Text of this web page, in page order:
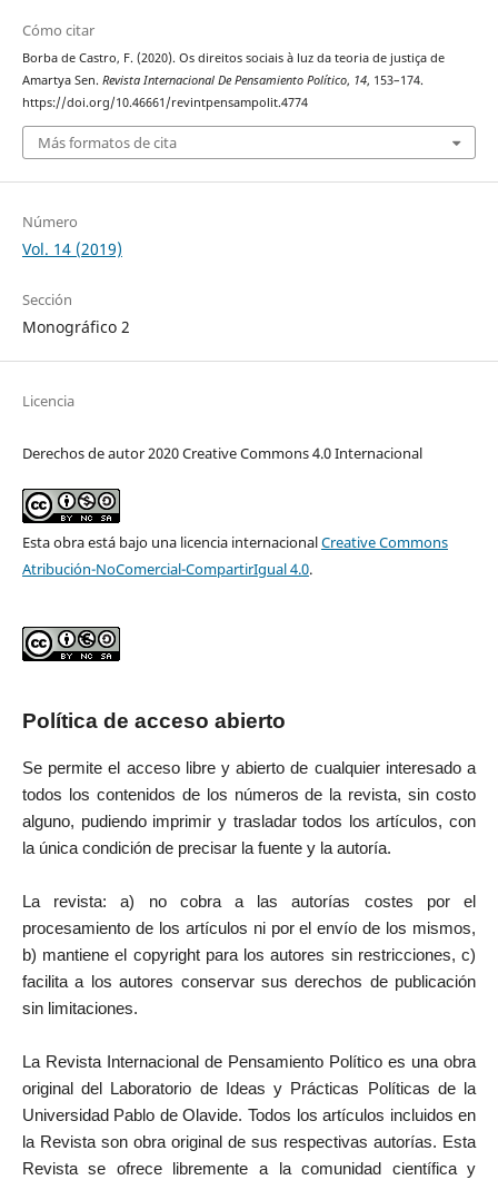
Cómo citar
Borba de Castro, F. (2020). Os direitos sociais à luz da teoria de justiça de
Amartya Sen. Revista Internacional De Pensamiento Político, 14, 153–174.
https://doi.org/10.46661/revintpensampolit.4774
Más formatos de cita
Número
Vol. 14 (2019)
Sección
Monográfico 2
Licencia
Derechos de autor 2020 Creative Commons 4.0 Internacional
Esta obra está bajo una licencia internacionalCreative Commons
Atribución-NoComercial-CompartirIgual 4.0.
Política de acceso abierto
Se permite el acceso libre y abierto de cualquier interesado a
todos los contenidos de los números de la revista, sin costo
alguno, pudiendo imprimir y trasladar todos los artículos, con
la única condición de precisar la fuente y la autoría.
La revista: a) no cobra a las autorías costes por el
procesamiento de los artículos ni por el envío de los mismos,
b) mantiene el copyright para los autores sin restricciones, c)
facilita a los autores conservar sus derechos de publicación
sin limitaciones.
La Revista Internacional de Pensamiento Político es una obra
original del Laboratorio de Ideas y Prácticas Políticas de la
Universidad Pablo de Olavide. Todos los artículos incluidos en
la Revista son obra original de sus respectivas autorías. Esta
Revista se ofrece libremente a la comunidad científica y